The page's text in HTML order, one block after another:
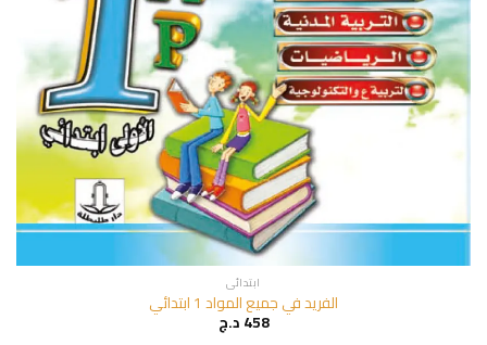
ابتدائي
الفريد في جميع المواد 1 ابتدائي
458د.ج